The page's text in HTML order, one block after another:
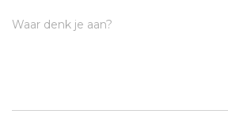
Waar denk je aan?